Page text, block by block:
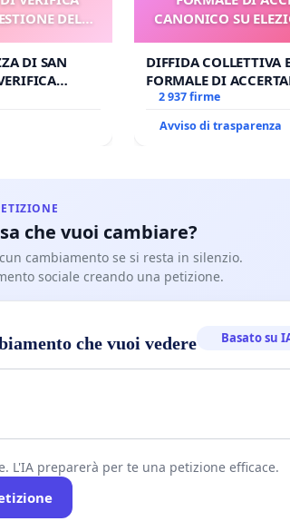
DEL
DI SAN
DEL
CANONICO SU
DIFFIDA COLLETTIVA
FORMALE DI
CANONICO SU
2 937 firme
Avviso di trasparenza
che vuoi cambiare?
cambiamento se si resta in silenzio.
sociale creando una petizione.
che vuoi vedere Basato su
L'IA preparerà per te una petizione efficace.